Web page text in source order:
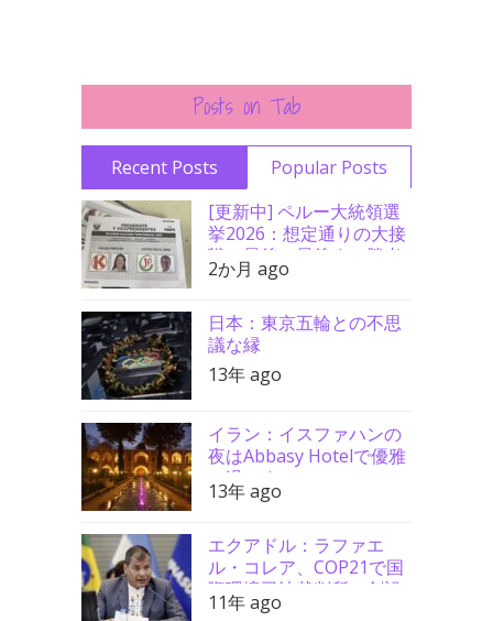
Posts on Tab
Recent Posts
Popular Posts
[更新中] ペルー大統領選
挙2026：想定通りの大接
戦、最後の最後まで勝者
分からず
2か月 ago
日本：東京五輪との不思
議な縁
13年 ago
イラン：イスファハンの
夜はAbbasy Hotelで優雅
に過ごす
13年 ago
エクアドル：ラファエ
ル・コレア、COP21で国
際環境司法裁判所の創設
を要請
11年 ago